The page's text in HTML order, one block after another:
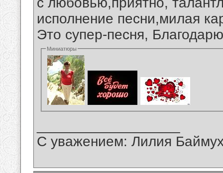
исполнение песни,милая
Это супер-песня,
Миниатюры
С уважением: Лилия